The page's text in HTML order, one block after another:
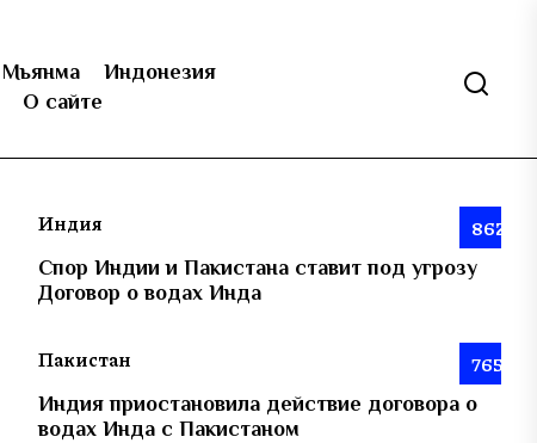
Мьянма
Индонезия
О сайте
Индия 862
Спор Индии и Пакистана ставит под угрозу
Договор о водах Инда
Пакистан 765
Индия приостановила действие договора о
водах Инда с Пакистаном